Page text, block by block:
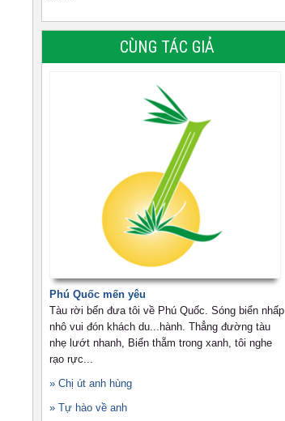
CÙNG TÁC GIẢ
Phú Quốc mến yêu
Tàu rời bến đưa tôi về Phú Quốc. Sóng biển nhấp
nhô vui đón khách du...hành. Thẳng đường tàu
nhẹ lướt nhanh, Biển thẵm trong xanh, tôi nghe
rạo rực...
» Chị út anh hùng
» Tự hào về anh